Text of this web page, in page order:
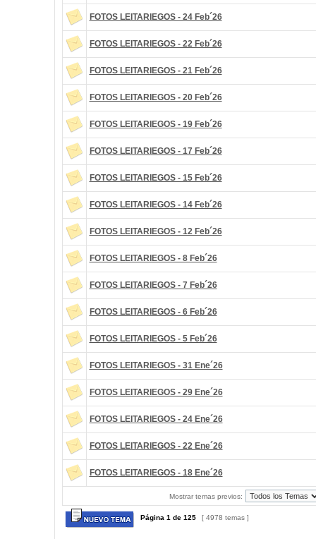
FOTOS LEITARIEGOS - 24 Feb´26
FOTOS LEITARIEGOS - 22 Feb´26
FOTOS LEITARIEGOS - 21 Feb´26
FOTOS LEITARIEGOS - 20 Feb´26
FOTOS LEITARIEGOS - 19 Feb´26
FOTOS LEITARIEGOS - 17 Feb´26
FOTOS LEITARIEGOS - 15 Feb´26
FOTOS LEITARIEGOS - 14 Feb´26
FOTOS LEITARIEGOS - 12 Feb´26
FOTOS LEITARIEGOS - 8 Feb´26
FOTOS LEITARIEGOS - 7 Feb´26
FOTOS LEITARIEGOS - 6 Feb´26
FOTOS LEITARIEGOS - 5 Feb´26
FOTOS LEITARIEGOS - 31 Ene´26
FOTOS LEITARIEGOS - 29 Ene´26
FOTOS LEITARIEGOS - 24 Ene´26
FOTOS LEITARIEGOS - 22 Ene´26
FOTOS LEITARIEGOS - 18 Ene´26
Mostrar temas previos:
Página 1 de 125 [ 4978 temas ]